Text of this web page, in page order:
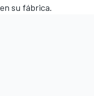
su fábrica.